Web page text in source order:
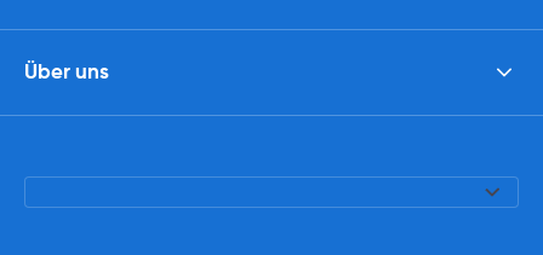
Über uns